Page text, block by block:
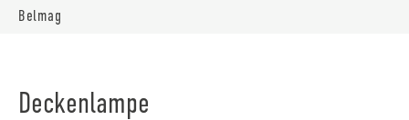
Belmag
Deckenlampe